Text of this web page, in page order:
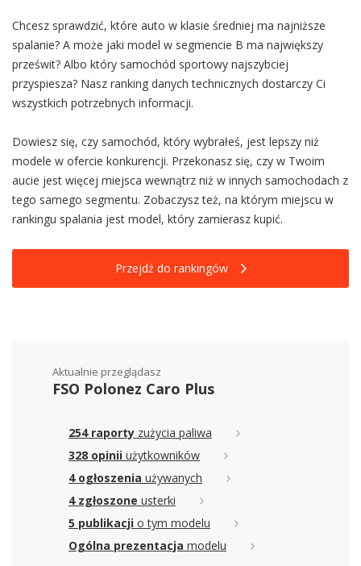
Chcesz sprawdzić, które auto w klasie średniej ma najniższe
spalanie? A może jaki model w segmencie B ma największy
prześwit? Albo który samochód sportowy najszybciej
przyspiesza? Nasz ranking danych technicznych dostarczy Ci
wszystkich potrzebnych informacji.
Dowiesz się, czy samochód, który wybrałeś, jest lepszy niż
modele w ofercie konkurencji. Przekonasz się, czy w Twoim
aucie jest więcej miejsca wewnątrz niż w innych samochodach z
tego samego segmentu. Zobaczysz też, na którym miejscu w
rankingu spalania jest model, który zamierasz kupić.
Przejdź do rankingów
Aktualnie przeglądasz
FSO Polonez Caro Plus
254 raporty zużycia paliwa
328 opinii użytkowników
4 ogłoszenia używanych
4 zgłoszone usterki
5 publikacji o tym modelu
Ogólna prezentacja modelu